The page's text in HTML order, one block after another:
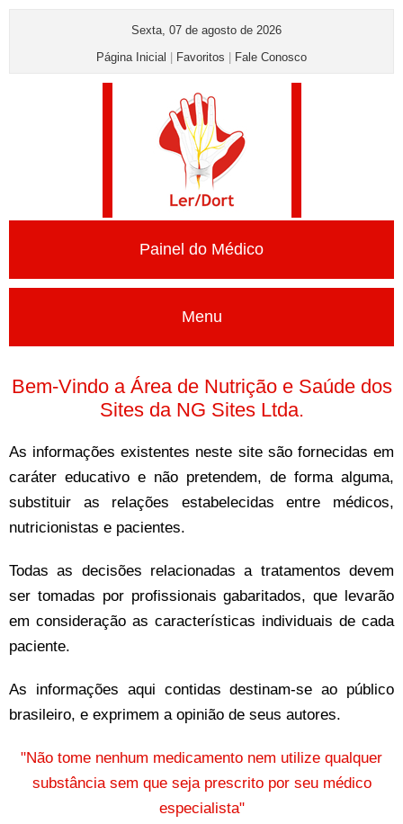
Sexta, 07 de agosto de 2026
Página Inicial
Favoritos Fale Conosco
Painel do Médico
Menu
Bem-Vindo a Área de Nutrição e Saúde dos
Sites da NG Sites Ltda.
As informações existentes neste site são fornecidas em
caráter educativo e não pretendem, de forma alguma,
substituir as relações estabelecidas entre médicos,
nutricionistas e pacientes.
Todas as decisões relacionadas a tratamentos devem
ser tomadas por profissionais gabaritados, que levarão
em consideração as características individuais de cada
paciente.
As informações aqui contidas destinam-se ao público
brasileiro, e exprimem a opinião de seus autores.
"Não tome nenhum medicamento nem utilize qualquer
substância sem que seja prescrito por seu médico
especialista"